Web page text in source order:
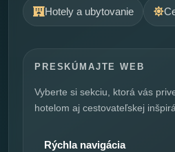
Hotely a ubytovanie
PRESKÚMAJTE WEB
Vyberte si sekciu, ktorá vás
hotelom aj cestovateľskej
Rýchla navigácia